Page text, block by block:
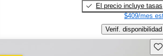
El precio incluye tasas
$409/mes
Verif. disponibilidad
este Aviso